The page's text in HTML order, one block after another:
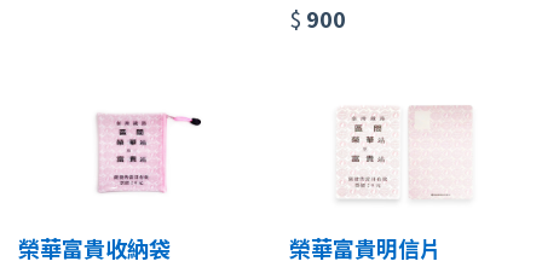
$ 900
榮華富貴收納袋
榮華富貴明信片